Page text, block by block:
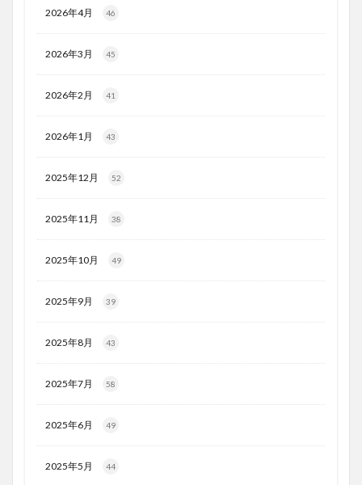
2026年4月 46
2026年3月 45
2026年2月 41
2026年1月 43
2025年12月 52
2025年11月 38
2025年10月 49
2025年9月 39
2025年8月 43
2025年7月 58
2025年6月 49
2025年5月 44